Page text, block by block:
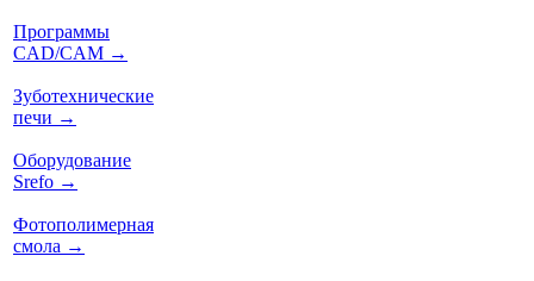
Программы
CAD/CAM →
Зуботехнические
печи →
Оборудование
Srefo →
Фотополимерная
смола →